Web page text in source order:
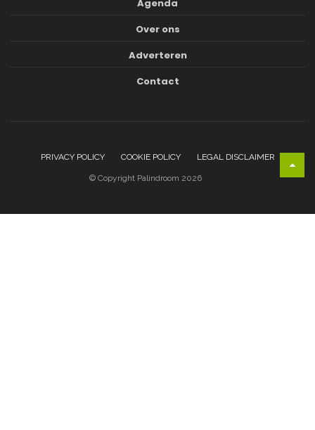
Agenda
Over ons
Adverteren
Contact
PRIVACY POLICY COOKIE POLICY LEGAL DISCLAIMER
© Copyright Palindroom 2026